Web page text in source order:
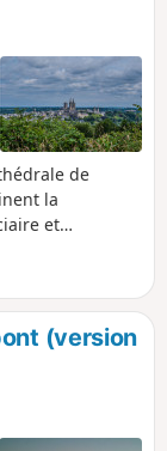
de
la
et
(version